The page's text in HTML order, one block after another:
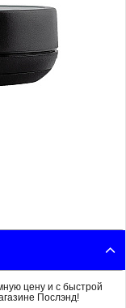
цену и с быстрой
Послэнд!